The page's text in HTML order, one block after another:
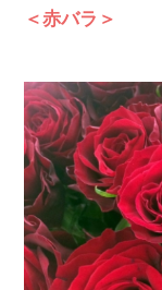
＜赤バラ＞